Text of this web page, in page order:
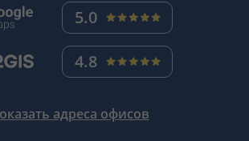
5.0
4.8
адреса офисов